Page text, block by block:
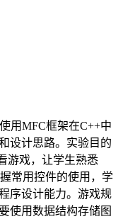
用MFC框架在C++中
设计思路。实验目的
游戏，让学生熟悉
常用控件的使用，学
序设计能力。游戏规
使用数据结构存储图